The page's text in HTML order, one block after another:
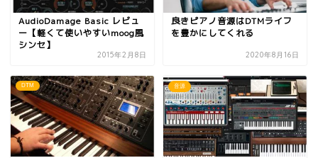
AudioDamage Basic レビュ
ー【軽くて使いやすいmoog風
シンセ】
2015年2月8日
良きピアノ音源はDTMライフ
を豊かにしてくれる
2020年8月16日
DTM 音源